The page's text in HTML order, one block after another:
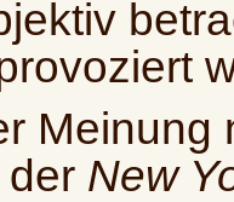
der New